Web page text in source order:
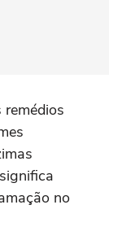
no